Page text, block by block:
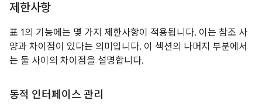
제한사항
표 1의 기능에는 몇 가지 제한사항이 적용됩니다. 이는 참조 사
양과 차이점이 있다는 의미입니다. 이 섹션의 나머지 부분에서
는 둘 사이의 차이점을 설명합니다.
동적 인터페이스 관리